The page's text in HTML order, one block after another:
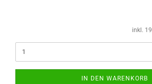
inkl.
IN DEN WARENKORB